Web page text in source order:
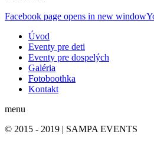
Facebook page opens in new window
Úvod
Eventy pre deti
Eventy pre dospelých
Galéria
Fotoboothka
Kontakt
menu
© 2015 - 2019 | SAMPA EVENTS